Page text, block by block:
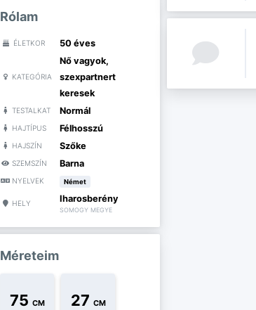
Rólam
ÉLETKOR 50 éves
KATEGÓRIA
Nő vagyok,
szexpartnert
keresek
TESTALKAT Normál
HAJTÍPUS Félhosszú
HAJSZÍN Szőke
SZEMSZÍN Barna
NYELVEK Német
HELY Iharosberény
SOMOGY MEGYE
Méreteim
75 CM 27 CM